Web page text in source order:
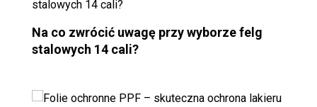
Na co zwrócić uwagę przy wyborze felg
stalowych 14 cali?